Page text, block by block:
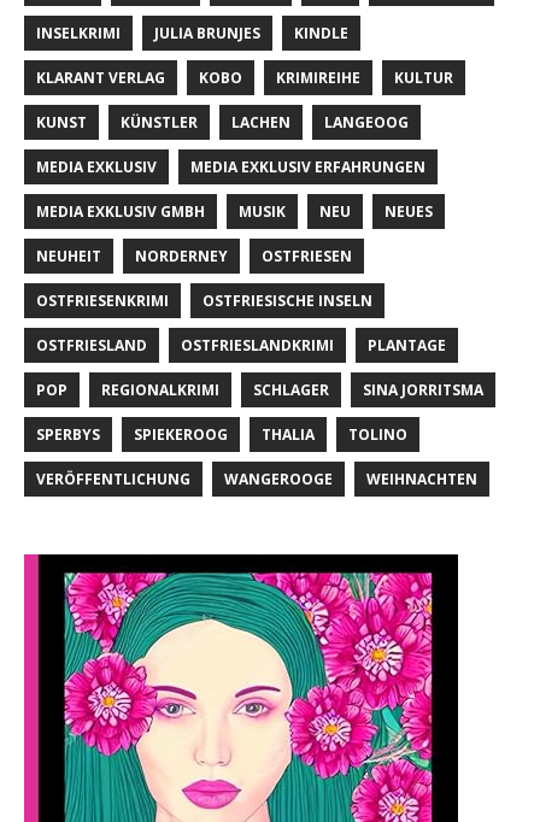
INSELKRIMI JULIA BRUNJES KINDLE
KLARANT VERLAG KOBO KRIMIREIHE KULTUR
KUNST KÜNSTLER LACHEN LANGEOOG
MEDIA EXKLUSIV MEDIA EXKLUSIV ERFAHRUNGEN
MEDIA EXKLUSIV GMBH MUSIK NEU NEUES
NEUHEIT NORDERNEY OSTFRIESEN
OSTFRIESENKRIMI OSTFRIESISCHE INSELN
OSTFRIESLAND OSTFRIESLANDKRIMI PLANTAGE
POP REGIONALKRIMI SCHLAGER SINA JORRITSMA
SPERBYS SPIEKEROOG THALIA TOLINO
VERÖFFENTLICHUNG WANGEROOGE WEIHNACHTEN